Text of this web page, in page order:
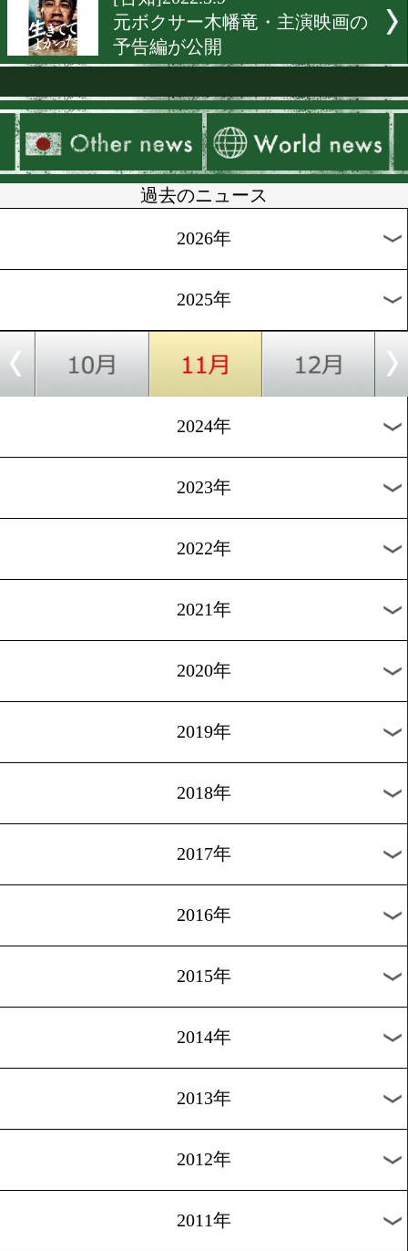
9人の名トレーナーが井上
ネア戦をチャートで比較
[相関図]2022.5.16
5月と6月はライト級が熱い!
[告知]2022.5.8
44歳の野中悠樹クラウドフ
ディング開始
[試合写真]2022.4.10
ラリー!
[告知]2022.3.9
予告編が公開
2026年
2025年
2023年
2021年
2020年